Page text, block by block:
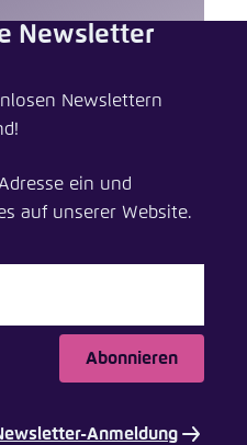
Newsletter
Newslettern
ein und
auf unserer Website.
Abonnieren
Anmeldung